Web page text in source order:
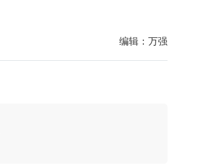
编辑： 万强